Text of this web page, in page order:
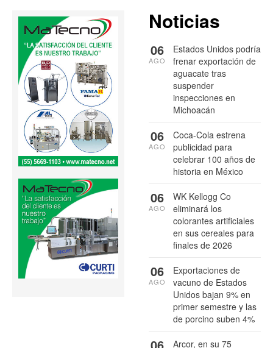
Noticias
Estados Unidos podría
frenar exportación de
aguacate tras
suspender
inspecciones en
Michoacán
06
AGO
Coca-Cola estrena
publicidad para
celebrar 100 años de
historia en México
06
AGO
WK Kellogg Co
eliminará los
colorantes artificiales
en sus cereales para
finales de 2026
06
AGO
Exportaciones de
vacuno de Estados
Unidos bajan 9% en
primer semestre y las
de porcino suben 4%
06
AGO
Arcor, en su 75